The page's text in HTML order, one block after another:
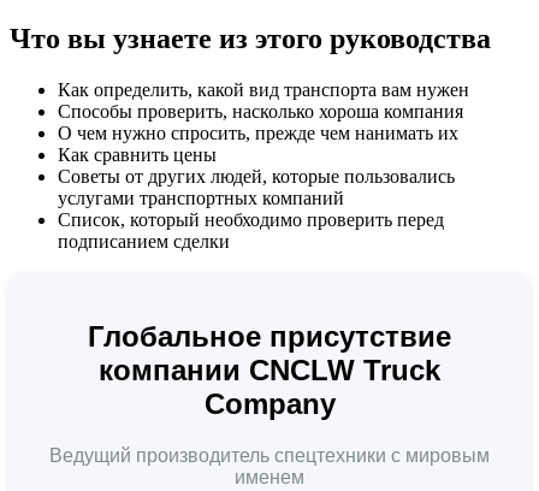
Что вы узнаете из этого руководства
Как определить, какой вид транспорта вам нужен
Способы проверить, насколько хороша компания
О чем нужно спросить, прежде чем нанимать их
Как сравнить цены
Советы от других людей, которые пользовались
услугами транспортных компаний
Список, который необходимо проверить перед
подписанием сделки
Глобальное присутствие
компании CNCLW Truck
Company
Ведущий производитель спецтехники с мировым
именем